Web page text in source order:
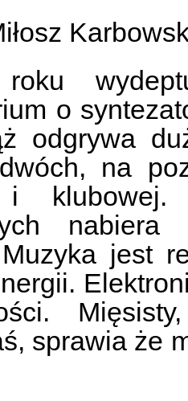
o
odgrywa
dwóch, na
i
jest
sprawia że